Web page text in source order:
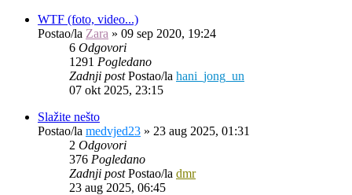
WTF (foto, video...)
Postao/la Zara » 09 sep 2020, 19:24
6 Odgovori
1291 Pogledano
Zadnji postPostao/la hani_jong_un
07 okt 2025, 23:15
Slažite nešto
Postao/la medvjed23 » 23 aug 2025, 01:31
2 Odgovori
376 Pogledano
Zadnji postPostao/la dmr
23 aug 2025, 06:45